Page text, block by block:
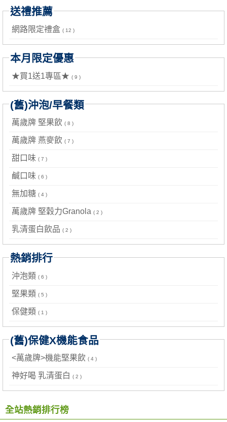
送禮推薦
網路限定禮盒 ( 12 )
本月限定優惠
★買1送1專區★ ( 9 )
(舊)沖泡/早餐類
萬歲牌 堅果飲 ( 8 )
萬歲牌 燕麥飲 ( 7 )
甜口味 ( 7 )
鹹口味 ( 6 )
無加糖 ( 4 )
萬歲牌 堅穀力Granola ( 2 )
乳清蛋白飲品 ( 2 )
熱銷排行
沖泡類 ( 6 )
堅果類 ( 5 )
保健類 ( 1 )
(舊)保健X機能食品
<萬歲牌>機能堅果飲 ( 4 )
神好喝 乳清蛋白 ( 2 )
全站熱銷排行榜